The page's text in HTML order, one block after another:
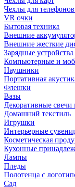
Чехлы для
VR очки
Бытовая техника
Внешние
Внешние жесткие
Зарядные устройства
Компьютерные и
Наушники
Портативная
Флешки
Вазы
Декоративные свечи
Домашний текстиль
Игрушки
Интерьерные
Косметическая
Кухонные
Лампы
Пледы
Полотенца с
Сад